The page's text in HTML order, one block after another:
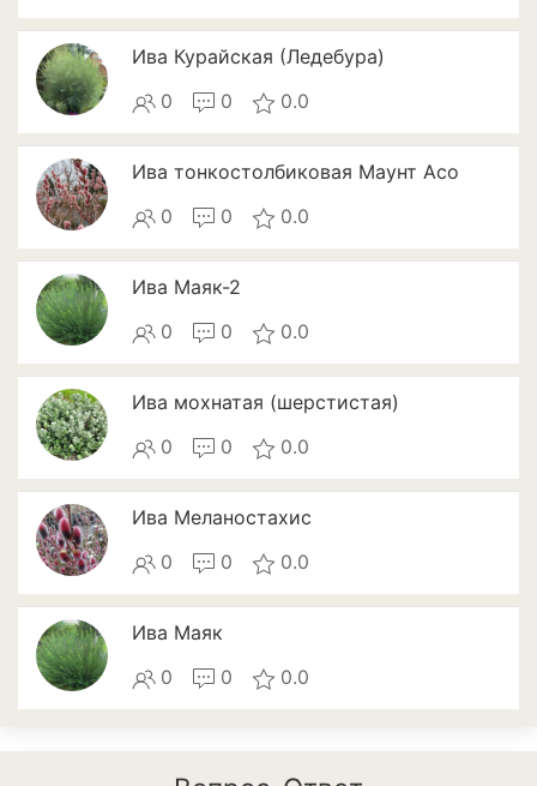
Редис
Редька
Репа
Салат
Свекла
Сельдерей
Томат
Тыква
Цветная капуста
Чеснок
Шпинат
Плодовые деревья и
кустарники
Абрикосы
Ива Курайская (Ледебура)
0 0 0.0
Ива тонкостолбиковая Маунт Асо
0 0 0.0
Ива Маяк-2
0 0 0.0
Ива мохнатая (шерстистая)
0 0 0.0
Ива Меланостахис
0 0 0.0
Ива Маяк
0 0 0.0